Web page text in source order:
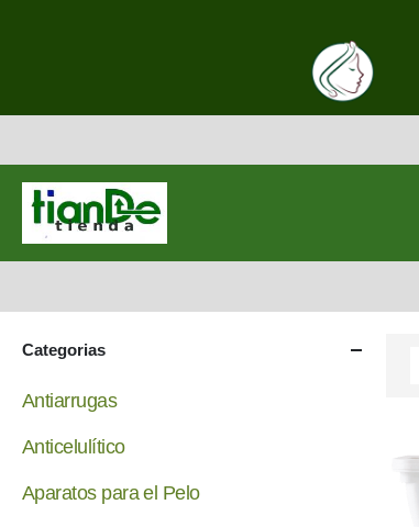
Categorias
Antiarrugas
Anticelulítico
Aparatos para el Pelo